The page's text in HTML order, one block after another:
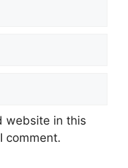
website in this
comment.